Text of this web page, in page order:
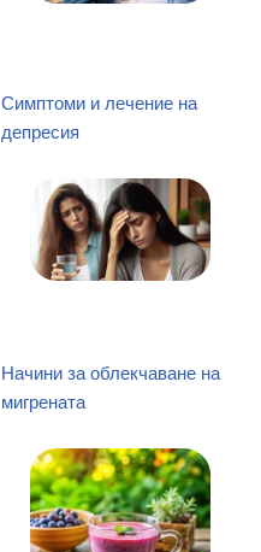
Симптоми и лечение на
депресия
Начини за облекчаване на
мигрената